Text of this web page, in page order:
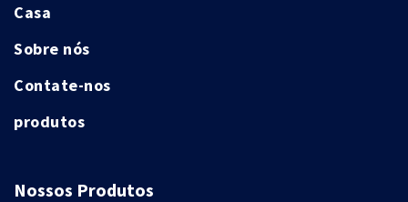
Casa
Sobre nós
Contate-nos
produtos
Nossos Produtos